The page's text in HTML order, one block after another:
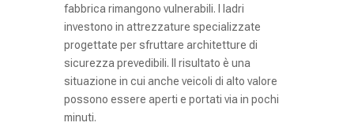
fabbrica rimangono vulnerabili. I ladri
investono in attrezzature specializzate
progettate per sfruttare architetture di
sicurezza prevedibili. Il risultato è una
situazione in cui anche veicoli di alto valore
possono essere aperti e portati via in pochi
minuti.